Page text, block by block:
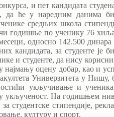
и пет кандидата
да ће у наредним данима
средњих школа
годишње по ученику 76
односно 142.500 динара
кандидата, за студенте је
и студенте, да нису
најмању оцену добар, као и
Универзитета у Нишу,
укључивање и
укљученост. На годишњем
студентске стипендије, рекла
културу и спорт.